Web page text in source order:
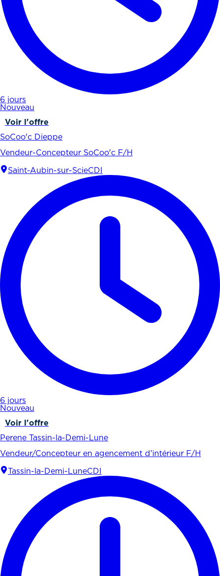
6 jours
Nouveau
Voir l'offre
SoCoo'c Dieppe
Vendeur-Concepteur SoCoo'c F/H
Saint-Aubin-sur-ScieCDI
6 jours
Nouveau
Voir l'offre
Perene Tassin-la-Demi-Lune
Vendeur/Concepteur en agencement d’intérieur F/H
Tassin-la-Demi-LuneCDI